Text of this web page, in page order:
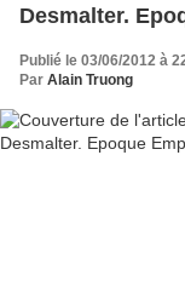
Desmalter.
Publié le 03/06/2012 à
Par Alain Truong